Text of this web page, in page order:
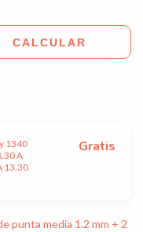
CALCULAR
1340
A
13.30
Gratis
punta media 1.2 mm + 2